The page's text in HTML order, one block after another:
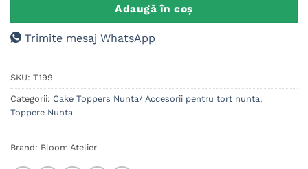
Adaugă în coș
Trimite mesaj WhatsApp
SKU: T199
Categorii: Cake Toppers Nunta/ Accesorii pentru tort nunta,
Toppere Nunta
Brand: Bloom Atelier